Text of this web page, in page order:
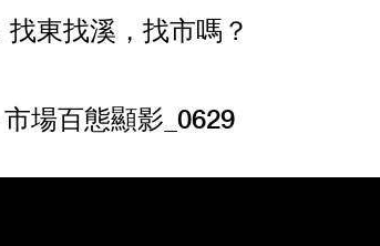
東找溪，找市嗎？
場百態顯影_0629